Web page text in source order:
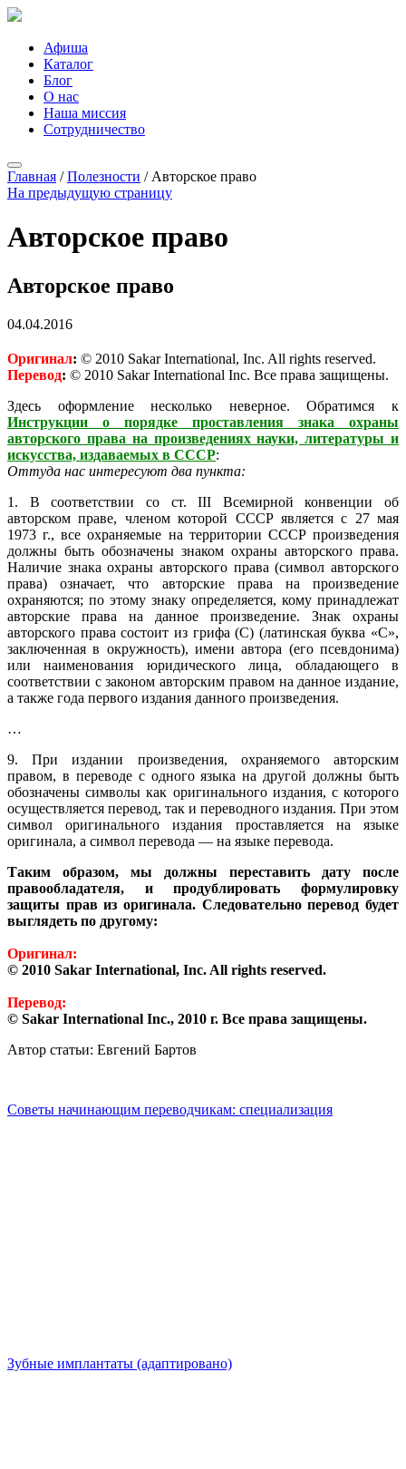
Афиша
Каталог
Блог
О нас
Наша миссия
Сотрудничество
Главная / Полезности / Авторское право
На предыдущую страницу
Авторское право
Авторское право
04.04.2016
Оригинал: © 2010 Sakar International, Inc. All rights reserved.
Перевод: © 2010 Sakar International Inc. Все права защищены.
Здесь оформление несколько неверное. Обратимся к
Инструкции о порядке проставления знака охраны
авторского права на произведениях науки, литературы и
искусства, издаваемых в СССР:
Оттуда нас интересуют два пункта:
1. В соответствии со ст. III Всемирной конвенции об
авторском праве, членом которой СССР является с 27 мая
1973 г., все охраняемые на территории СССР произведения
должны быть обозначены знаком охраны авторского права.
Наличие знака охраны авторского права (символ авторского
права) означает, что авторские права на произведение
охраняются; по этому знаку определяется, кому принадлежат
авторские права на данное произведение. Знак охраны
авторского права состоит из грифа (С) (латинская буква «С»,
заключенная в окружность), имени автора (его псевдонима)
или наименования юридического лица, обладающего в
соответствии с законом авторским правом на данное издание,
а также года первого издания данного произведения.
…
9. При издании произведения, охраняемого авторским
правом, в переводе с одного языка на другой должны быть
обозначены символы как оригинального издания, с которого
осуществляется перевод, так и переводного издания. При этом
символ оригинального издания проставляется на языке
оригинала, а символ перевода — на языке перевода.
Таким образом, мы должны переставить дату после
правообладателя, и продублировать формулировку
защиты прав из оригинала. Следовательно перевод будет
выглядеть по другому:
Оригинал:
© 2010 Sakar International, Inc. All rights reserved.
Перевод:
© Sakar International Inc., 2010 г. Все права защищены.
Автор статьи: Евгений Бартов
Советы начинающим переводчикам: специализация
Зубные имплантаты (адаптировано)